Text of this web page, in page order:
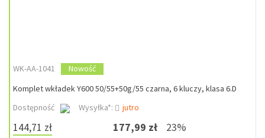
WK-AA-1041
Nowość
Komplet wkładek Y600 50/55+50g/55 czarna, 6 kluczy, klasa 6.D
Dostępność
Wysyłka*: jutro
144,71 zł 177,99 zł 23%